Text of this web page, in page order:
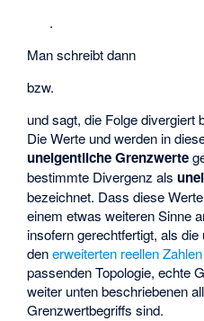
.
Man schreibt dann
bzw.
und sagt, die Folge
Die Werte undwerden in
uneigentliche Grenzwerte
bestimmte Divergenz als
bezeichnet. Dass diese
einem etwas weiteren Sinne
insofern gerechtfertigt, als
denerweiterten reellen Zahlen
passenden Topologie, echte
weiter unten beschriebenen
Grenzwertbegriffs sind.